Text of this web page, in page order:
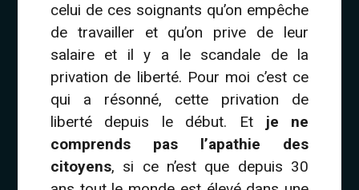
celui de ces soignants qu’on empêche
de travailler et qu’on prive de leur
salaire et il y a le scandale de la
privation de liberté. Pour moi c’est ce
qui a résonné, cette privation de
liberté depuis le début. Et je ne
comprends pas l’apathie des
citoyens, si ce n’est que depuis 30